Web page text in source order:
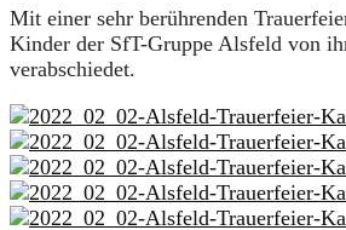
Mit einer sehr berührenden
Kinder der SfT-Gruppe Alsfeld von
verabschiedet.